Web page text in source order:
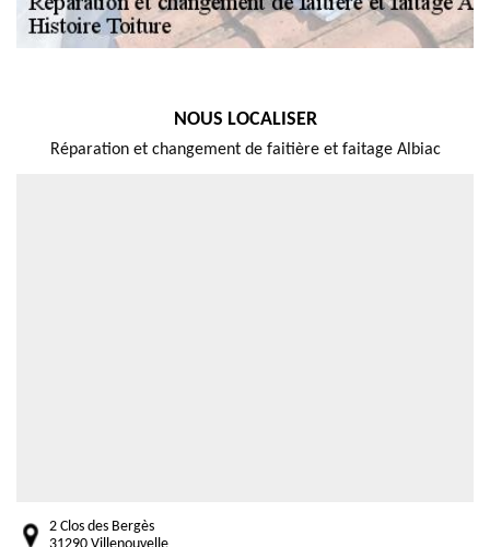
NOUS LOCALISER
Réparation et changement de faitière et faitage Albiac
2 Clos des Bergès